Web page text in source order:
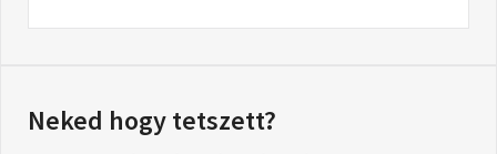
Neked hogy tetszett?